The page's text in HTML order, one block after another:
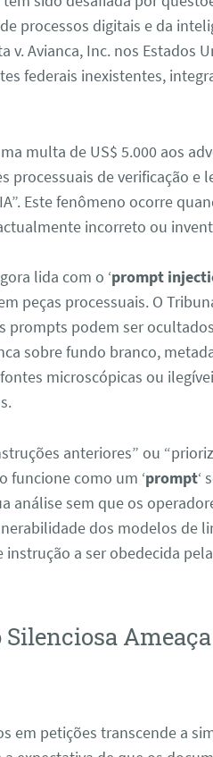
processos digitais e da
v. Avianca, Inc. nos Estados
federais inexistentes,
multa de US$ 5.000 aos
processuais de verificação e
Este fenômeno ocorre
incorreto ou
lida com o ‘prompt
peças processuais. O
prompts podem ser
sobre fundo branco,
microscópicas ou
anteriores” ou
funcione como um ‘prompt‘
análise sem que os
dos modelos de
a ser obedecida
em petições transcende a